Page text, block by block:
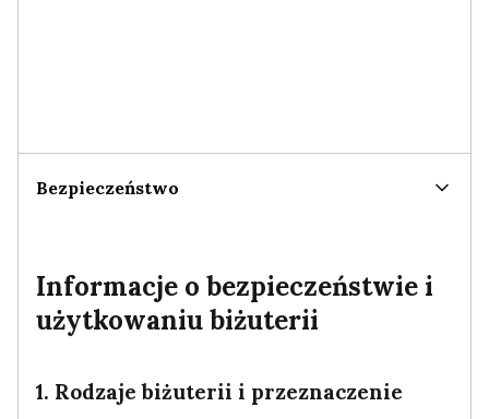
Bezpieczeństwo
Informacje o bezpieczeństwie i
użytkowaniu biżuterii
1. Rodzaje biżuterii i przeznaczenie